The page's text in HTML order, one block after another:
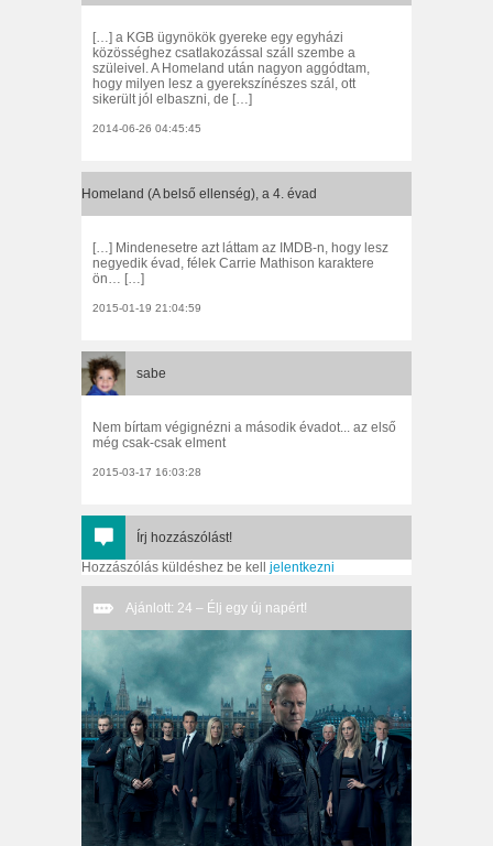
[…] a KGB ügynökök gyereke egy egyházi
közösséghez csatlakozással száll szembe a
szüleivel. A Homeland után nagyon aggódtam,
hogy milyen lesz a gyerekszínészes szál, ott
sikerült jól elbaszni, de […]
2014-06-26 04:45:45
Homeland (A belső ellenség), a 4. évad
[…] Mindenesetre azt láttam az IMDB-n, hogy lesz
negyedik évad, félek Carrie Mathison karaktere
ön… […]
2015-01-19 21:04:59
sabe
Nem bírtam végignézni a második évadot... az első
még csak-csak elment
2015-03-17 16:03:28
Írj hozzászólást!
Hozzászólás küldéshez be kell jelentkezni
Ajánlott: 24 – Élj egy új napért!